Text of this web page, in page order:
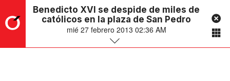
Benedicto XVI se despide de miles de
católicos en la plaza de San Pedro
mié 27 febrero 2013 02:36 AM